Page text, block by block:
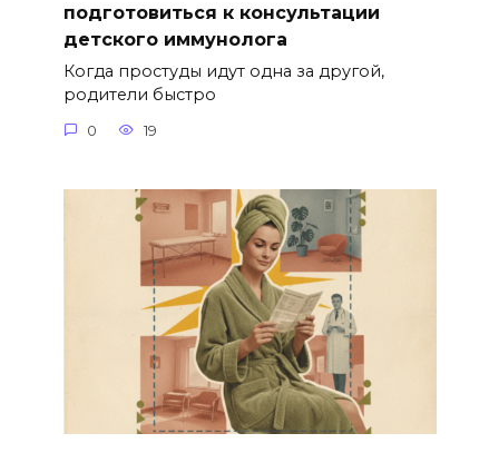
подготовиться к консультации
детского иммунолога
Когда простуды идут одна за другой,
родители быстро
0 19